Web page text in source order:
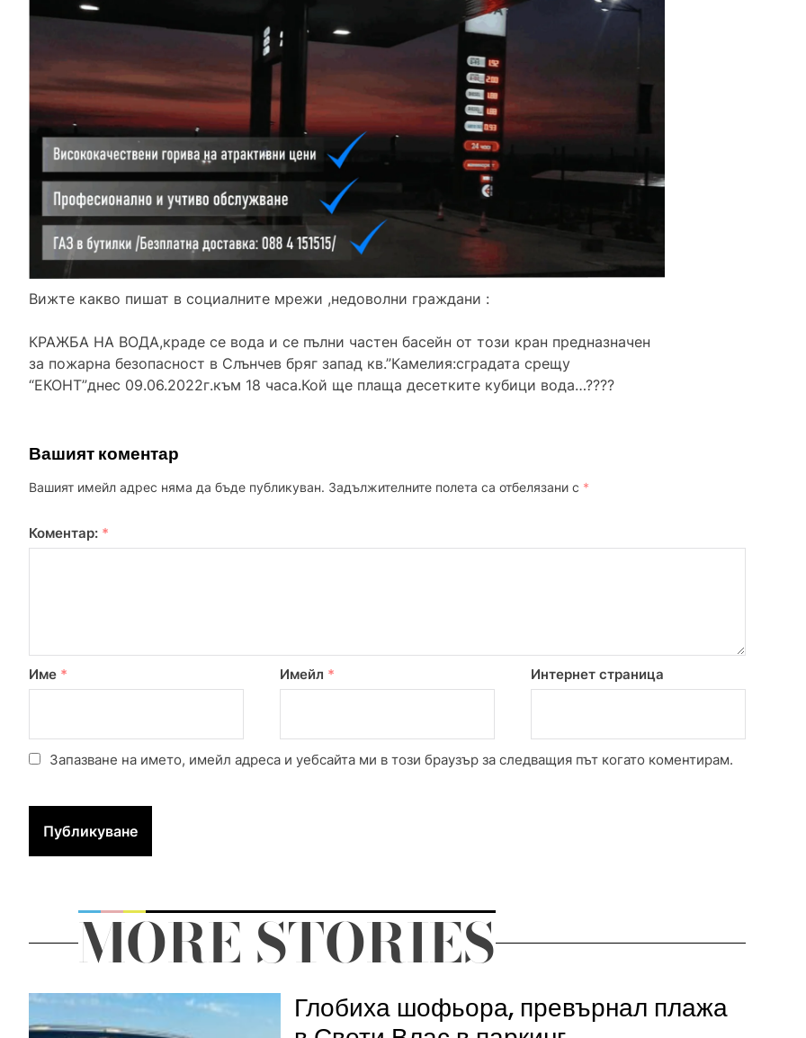
Вижте какво пишат в социалните мрежи ,недоволни граждани :
КРАЖБА НА ВОДА,краде се вода и се пълни частен басейн от този кран предназначен
за пожарна безопасност в Слънчев бряг запад кв.”Камелия:сградата срещу
“ЕКОНТ”днес 09.06.2022г.към 18 часа.Кой ще плаща десетките кубици вода…????
Вашият коментар
Вашият имейл адрес няма да бъде публикуван. Задължителните полета са отбелязани с *
Коментар: *
Име * Имейл * Интернет страница
Запазване на името, имейл адреса и уебсайта ми в този браузър за следващия път когато коментирам.
MORE STORIES
Глобиха шофьора, превърнал плажа